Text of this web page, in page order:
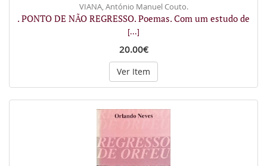
VIANA, António Manuel Couto.
. PONTO DE NÃO REGRESSO. Poemas. Com um estudo de
[...]
20.00€
Ver Item